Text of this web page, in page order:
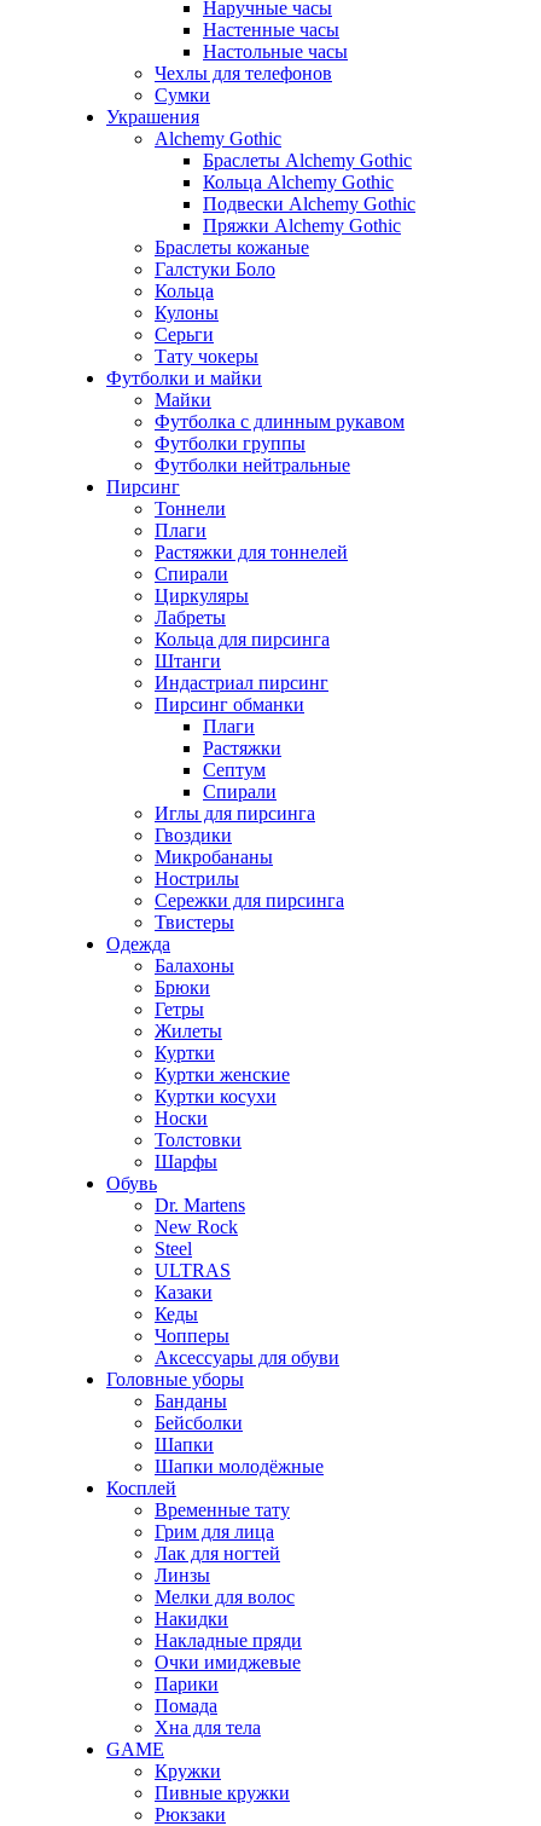
Наручные часы
Настенные часы
Настольные часы
Чехлы для телефонов
Сумки
Украшения
Alchemy Gothic
Браслеты Alchemy Gothic
Кольца Alchemy Gothic
Подвески Alchemy Gothic
Пряжки Alchemy Gothic
Браслеты кожаные
Галстуки Боло
Кольца
Кулоны
Серьги
Тату чокеры
Футболки и майки
Майки
Футболка с длинным рукавом
Футболки группы
Футболки нейтральные
Пирсинг
Тоннели
Плаги
Растяжки для тоннелей
Спирали
Циркуляры
Лабреты
Кольца для пирсинга
Штанги
Индастриал пирсинг
Пирсинг обманки
Плаги
Растяжки
Септум
Спирали
Иглы для пирсинга
Гвоздики
Микробананы
Нострилы
Сережки для пирсинга
Твистеры
Одежда
Балахоны
Брюки
Гетры
Жилеты
Куртки
Куртки женские
Куртки косухи
Носки
Толстовки
Шарфы
Обувь
Dr. Martens
New Rock
Steel
ULTRAS
Казаки
Кеды
Чопперы
Аксессуары для обуви
Головные уборы
Банданы
Бейсболки
Шапки
Шапки молодёжные
Косплей
Временные тату
Грим для лица
Лак для ногтей
Линзы
Мелки для волос
Накидки
Накладные пряди
Очки имиджевые
Парики
Помада
Хна для тела
GAME
Кружки
Пивные кружки
Рюкзаки